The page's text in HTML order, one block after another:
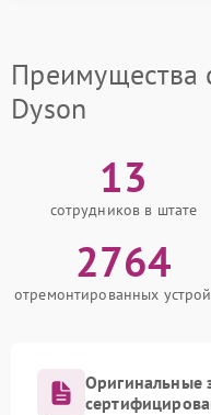
Преимущества
Dyson
13
сотрудников в штате
2764
отремонтированных
Оригинальные